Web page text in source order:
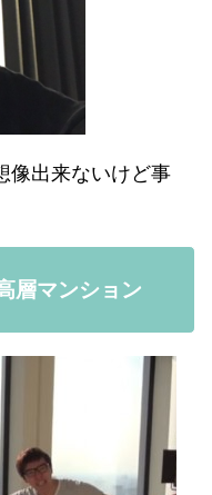
像出来ないけど事
層マンション